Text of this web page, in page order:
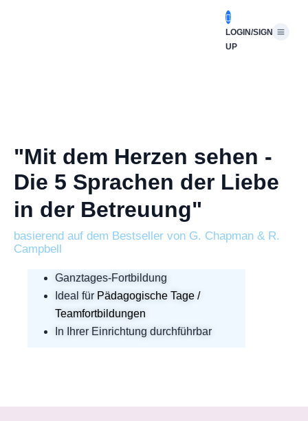
LOGIN/SIGN
UP
"Mit dem Herzen sehen -
Die 5 Sprachen der Liebe
in der Betreuung"
basierend auf dem Bestseller von G. Chapman & R.
Campbell
Ganztages-Fortbildung
Ideal für Pädagogische Tage /
Teamfortbildungen
In Ihrer Einrichtung durchführbar